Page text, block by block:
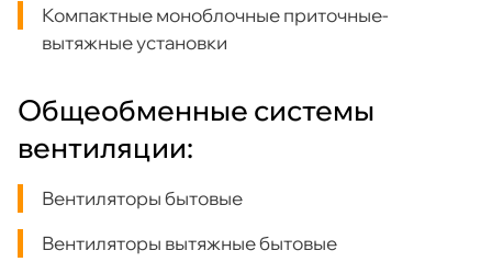
Компактные моноблочные приточные-
вытяжные установки
Общеобменные системы
вентиляции:
Вентиляторы бытовые
Вентиляторы вытяжные бытовые